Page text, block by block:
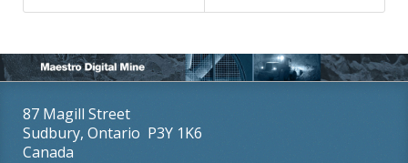
87 Magill Street
Sudbury, Ontario P3Y 1K6
Canada